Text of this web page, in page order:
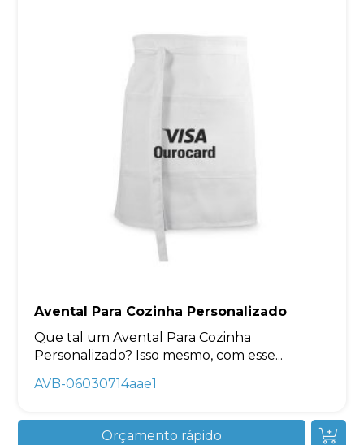
Avental Para Cozinha Personalizado
Que tal um Avental Para Cozinha
Personalizado? Isso mesmo, com esse...
AVB-06030714aae1
Orçamento rápido